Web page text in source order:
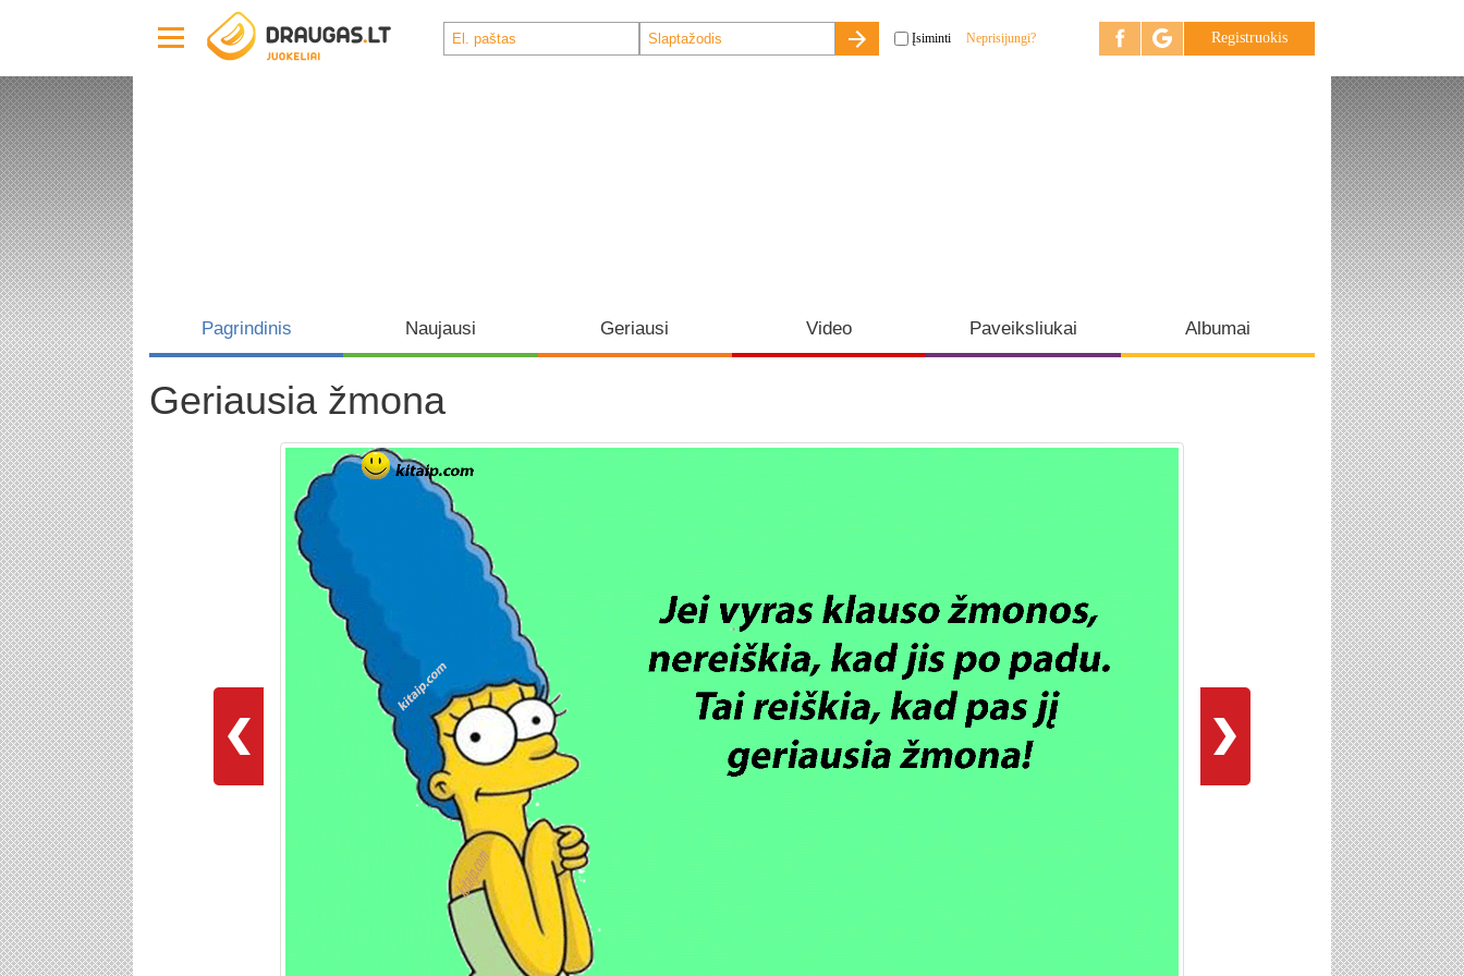
Įsiminti Neprisijungi? Registruokis
Pagrindinis Naujausi Geriausi Video Paveiksliukai Albumai
Geriausia žmona